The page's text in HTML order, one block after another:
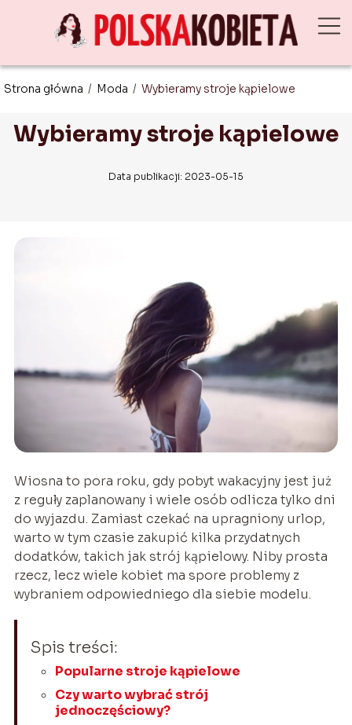
Strona główna / Moda / Wybieramy stroje kąpielowe
Wybieramy stroje kąpielowe
Data publikacji: 2023-05-15
Wiosna to pora roku, gdy pobyt wakacyjny jest już
z reguły zaplanowany i wiele osób odlicza tylko dni
do wyjazdu. Zamiast czekać na upragniony urlop,
warto w tym czasie zakupić kilka przydatnych
dodatków, takich jak strój kąpielowy. Niby prosta
rzecz, lecz wiele kobiet ma spore problemy z
wybraniem odpowiedniego dla siebie modelu.
Spis treści:
Popularne stroje kąpielowe
Czy warto wybrać strój
jednoczęściowy?